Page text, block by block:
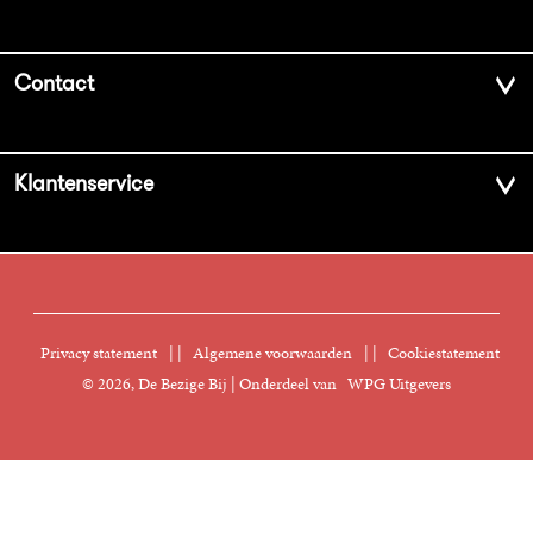
Aanbiedingsbrochures
Vacatures
Nieuwsbrief
Contact
Manuscripten
Klantenservice
Klantenservice
Privacy statement | Algemene voorwaarden | Cookiestatement
© 2026, De Bezige Bij | Onderdeel van WPG Uitgevers